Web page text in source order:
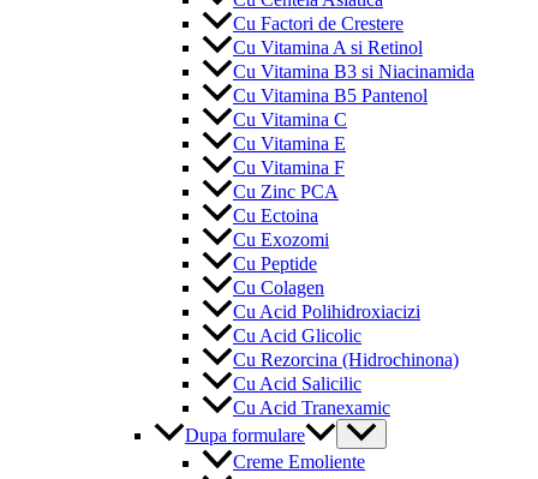
Cu Factori de Crestere
Cu Vitamina A si Retinol
Cu Vitamina B3 si Niacinamida
Cu Vitamina B5 Pantenol
Cu Vitamina C
Cu Vitamina E
Cu Vitamina F
Cu Zinc PCA
Cu Ectoina
Cu Exozomi
Cu Peptide
Cu Colagen
Cu Acid Polihidroxiacizi
Cu Acid Glicolic
Cu Rezorcina (Hidrochinona)
Cu Acid Salicilic
Cu Acid Tranexamic
Dupa formulare
Menu
Toggle
Creme Emoliente